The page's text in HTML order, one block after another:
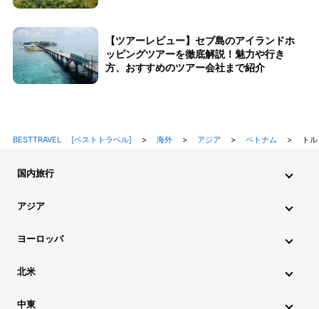
【ツアーレビュー】セブ島のアイランドホ
ッピングツアーを徹底解説！魅力や行き
方、おすすめのツアー会社まで紹介
BESTTRAVEL [ベストトラベル] > 海外> アジア > ベトナム > ト
国内旅行
アジア
ヨーロッパ
北米
中東